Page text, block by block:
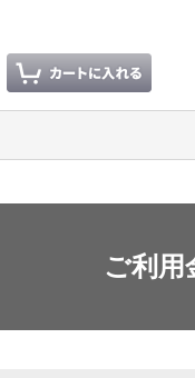
ご利